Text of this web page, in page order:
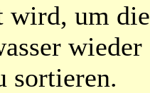
wird, um
wieder
sortieren.